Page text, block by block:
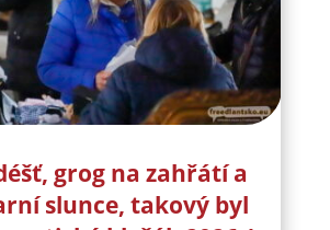
grog na zahřátí a
slunce, takový byl